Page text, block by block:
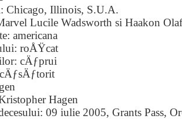
Chicago, Illinois, S.U.A.
Lucile Wadsworth si Haakon
americana
roÅŸcat
cÄƒprui
Hagen
09 iulie 2005, Grants Pass,